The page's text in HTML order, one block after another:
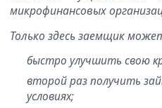
микрофинансовых
Только здесь заемщик
быстро улучшить свою
второй раз получить
условиях;